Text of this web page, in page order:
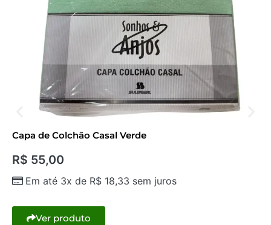
Capa de Colchão Casal Verde
R$ 55,00
Em até 3x de R$ 18,33 sem juros
Ver produto